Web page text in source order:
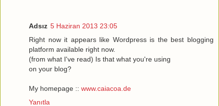
Adsız 5 Haziran 2013 23:05
Right now it appears like Wordpress is the best blogging
platform available right now.
(from what I've read) Is that what you're using
on your blog?
My homepage :: www.caiacoa.de
Yanıtla